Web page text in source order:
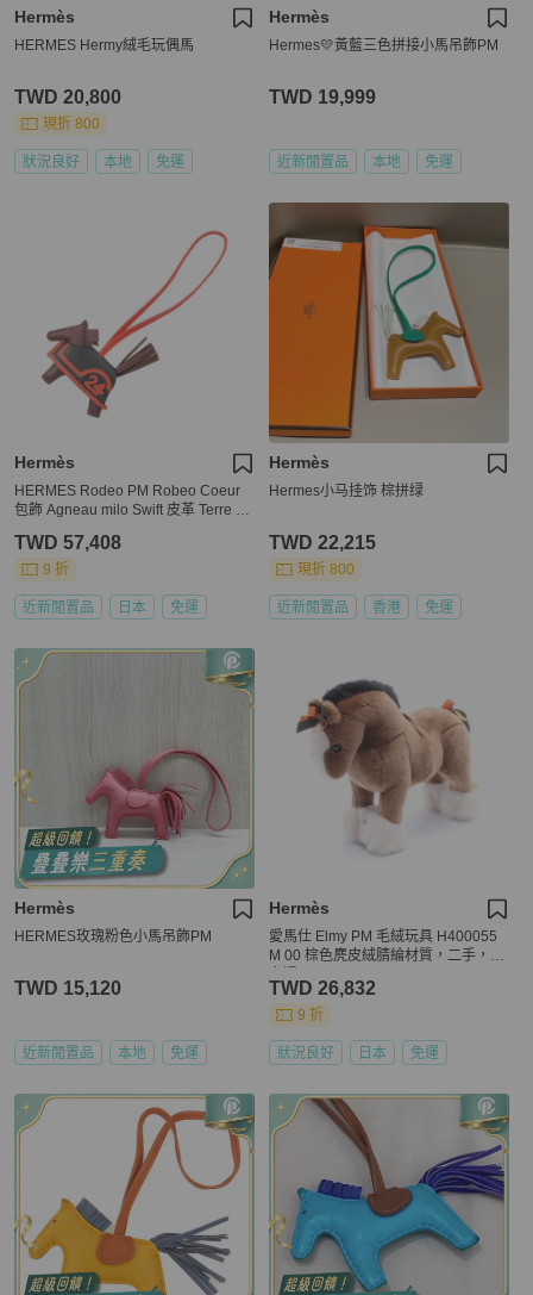
Hermès
HERMES Hermy絨毛玩偶馬
TWD 20,800
現折 800
狀況良好 本地 免運
Hermès
Hermes💛黃藍三色拼接小馬吊飾PM
TWD 19,999
近新閒置品 本地 免運
Hermès
HERMES Rodeo PM Robeo Coeur
包飾 Agneau milo Swift 皮革 Terre C
TWD 57,408
9 折
近新閒置品 日本 免運
Hermès
Hermes小马挂饰 棕拼绿
TWD 22,215
現折 800
近新閒置品 香港 免運
Hermès
HERMES玫瑰粉色小馬吊飾PM
TWD 15,120
近新閒置品 本地 免運
Hermès
愛馬仕 Elmy PM 毛絨玩具 H400055
M 00 棕色麂皮絨腈綸材質，二手，男
TWD 26,832
9 折
狀況良好 日本 免運